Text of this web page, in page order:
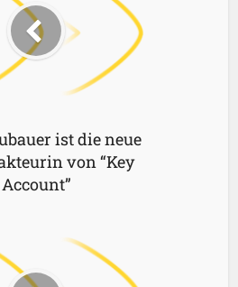
ist die neue
von “Key
Account”